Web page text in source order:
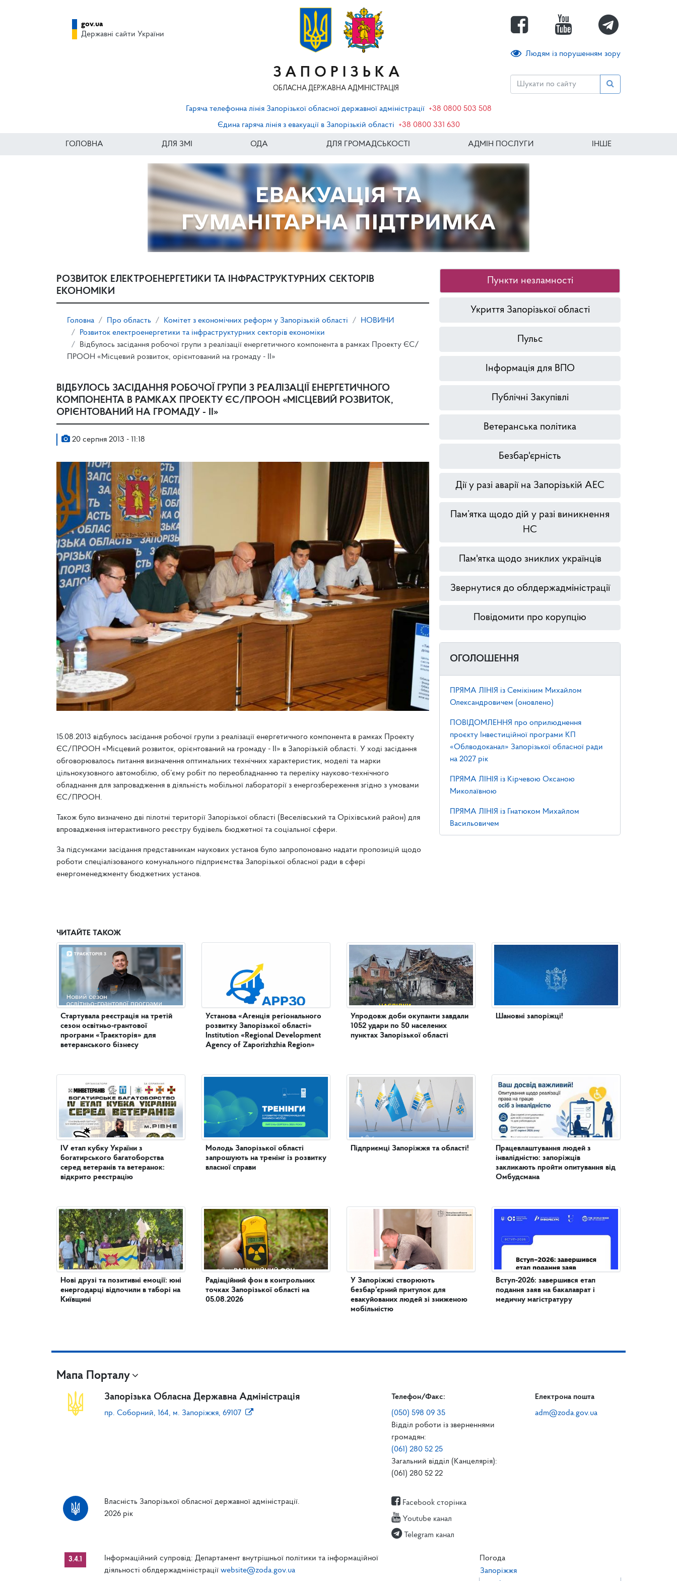
ЗАПОРІЗЬКА
ОБЛАСНА ДЕРЖАВНА АДМІНІСТРАЦІЯ
Людям із порушенням зору
gov.ua
Державні сайти України
Гаряча телефонна лінія Запорізької обласної державної адміністрації +38 0800 503 508
Єдина гаряча лінія з евакуації в Запорізькій області
+38 0800 331 630
ГОЛОВНА ДЛЯ ЗМІ ОДА ДЛЯ ГРОМАДСЬКОСТІ АДМІН ПОСЛУГИ ІНШЕ
РОЗВИТОК ЕЛЕКТРОЕНЕРГЕТИКИ ТА ІНФРАСТРУКТУРНИХ СЕКТОРІВ
ЕКОНОМІКИ
Головна Про область Комітет з економічних реформ у Запорізькій області
НОВИНИ
Розвиток електроенергетики та інфраструктурних секторів економіки
Відбулось засідання робочої групи з реалізації енергетичного компонента в рамках Проекту ЄС/
ПРООН «Місцевий розвиток, орієнтований на громаду - ІІ»
ВІДБУЛОСЬ ЗАСІДАННЯ РОБОЧОЇ ГРУПИ З РЕАЛІЗАЦІЇ ЕНЕРГЕТИЧНОГО
КОМПОНЕНТА В РАМКАХ ПРОЕКТУ ЄС/ПРООН «МІСЦЕВИЙ РОЗВИТОК,
ОРІЄНТОВАНИЙ НА ГРОМАДУ - ІІ»
20 серпня 2013 - 11:18
15.08.2013 відбулось засідання робочої групи з реалізації енергетичного компонента в рамках Проекту
ЄС/ПРООН «Місцевий розвиток, орієнтований на громаду - ІІ» в Запорізькій області. У ході засідання
обговорювалось питання визначення оптимальних технічних характеристик, моделі та марки
цільнокузовного автомобілю, об’єму робіт по переобладнанню та переліку науково-технічного
обладнання для запровадження в діяльність мобільної лабораторії з енергозбереження згідно з умовами
ЄС/ПРООН.
Також було визначено дві пілотні території Запорізької області (Веселівський та Оріхівський район) для
впровадження інтерактивного реєстру будівель бюджетної та соціальної сфери.
За підсумками засідання представникам наукових установ було запропоновано надати пропозицій щодо
роботи спеціалізованого комунального підприємства Запорізької обласної ради в сфері
енергоменеджменту бюджетних установ.
Пункти незламності
Укриття Запорізької області
Пульс
Інформація для ВПО
Публічні Закупівлі
Ветеранська політика
Безбар'єрність
Дії у разі аварії на Запорізькій АЕС
Пам’ятка щодо дій у разі виникнення
НС
Пам'ятка щодо зниклих українців
Звернутися до облдержадміністрації
Повідомити про корупцію
ОГОЛОШЕННЯ
ПРЯМА ЛІНІЯ із Семікіним Михайлом
Олександровичем (оновлено)
ПОВІДОМЛЕННЯ про оприлюднення
проєкту Інвестиційної програми КП
«Облводоканал» Запорізької обласної ради
на 2027 рік
ПРЯМА ЛІНІЯ із Кірчевою Оксаною
Миколаївною
ПРЯМА ЛІНІЯ із Гнатюком Михайлом
Васильовичем
ЧИТАЙТЕ ТАКОЖ
Стартувала реєстрація на третій
сезон освітньо-грантової
програми «Траєкторія» для
ветеранського бізнесу
IV етап кубку України з
богатирського багатоборства
серед ветеранів та ветеранок:
відкрито реєстрацію
Нові друзі та позитивні емоції: юні
енергодарці відпочили в таборі на
Київщині
Установа «Агенція регіонального
розвитку Запорізької області»
Institution «Regional Development
Agency of Zaporizhzhia Region»
Молодь Запорізької області
запрошують на тренінг із розвитку
власної справи
Радіаційний фон в контрольних
точках Запорізької області на
05.08.2026
Упродовж доби окупанти завдали
1052 удари по 50 населених
пунктах Запорізької області
Підприємці Запоріжжя та області!
У Запоріжжі створюють
безбар’єрний притулок для
евакуйованих людей зі зниженою
мобільністю
Шановні запоріжці!
Працевлаштування людей з
інвалідністю: запоріжців
закликають пройти опитування від
Омбудсмана
Вступ-2026: завершився етап
подання заяв на бакалаврат і
медичну магістратуру
Мапа Порталу
Запорізька Обласна Державна Адміністрація
пр. Соборний, 164, м. Запоріжжя, 69107
Телефон/Факс:
(050) 598 09 35
Відділ роботи із зверненнями
громадян:
(061) 280 52 25
Загальний відділ (Канцелярія):
(061) 280 52 22
Електрона пошта
adm@zoda.gov.ua
Власність Запорізької обласної державної адміністрації.
2026 рік
Facebook сторінка
Youtube канал
Telegram канал
3.4.1
Інформаційний супровід: Департамент внутрішньої політики та інформаційної
діяльності облдержадміністрації website@zoda.gov.ua
Погода
Запоріжжя